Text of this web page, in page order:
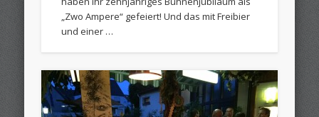
„Zwo Ampere“ gefeiert! Und das mit Freibier
und einer …